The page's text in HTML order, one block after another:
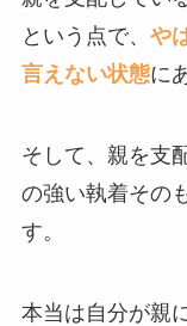
という点で、 や
言えない状態に
そして、親を支
の強い執着その
す。
本当は自分が親